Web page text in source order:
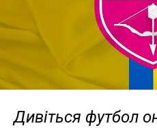
Дивіться футбол